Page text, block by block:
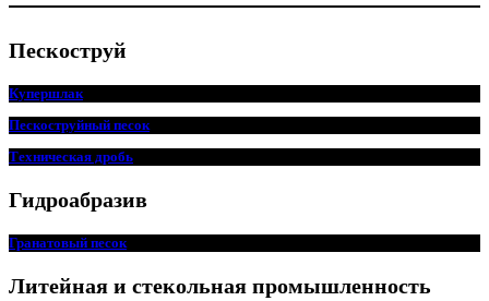
Пескоструй
Купершлак
Пескоструйный песок
Техническая дробь
Гидроабразив
Гранатовый песок
Литейная и стекольная промышленность